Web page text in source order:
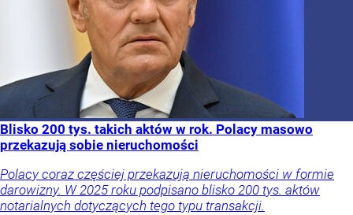
Blisko 200 tys. takich aktów w rok. Polacy masowo
przekazują sobie nieruchomości
Polacy coraz częściej przekazują nieruchomości w formie
darowizny. W 2025 roku podpisano blisko 200 tys. aktów
notarialnych dotyczących tego typu transakcji.